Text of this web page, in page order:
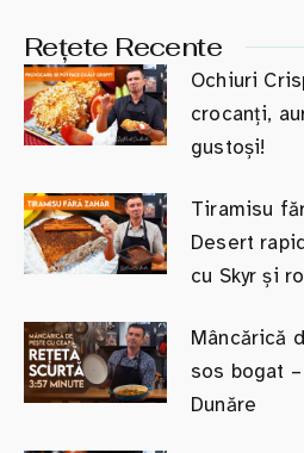
Rețete Recente
Ochiuri
crocanți,
gustoși!
Tiramisu
Desert
cu Skyr și
Mâncărică
sos bogat
Dunăre